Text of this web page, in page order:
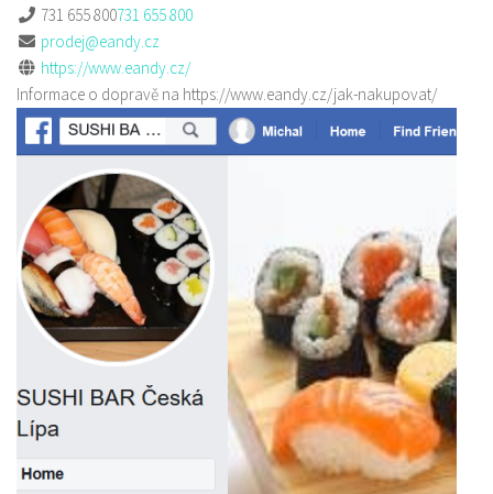
731 655 800731 655 800
prodej@eandy.cz
https://www.eandy.cz/
Informace o dopravě na https://www.eandy.cz/jak-nakupovat/